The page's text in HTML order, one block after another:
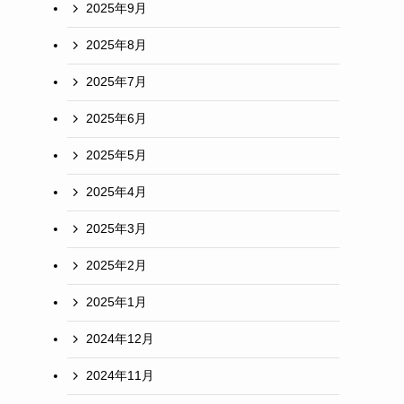
2025年9月
2025年8月
2025年7月
2025年6月
2025年5月
2025年4月
2025年3月
2025年2月
2025年1月
2024年12月
2024年11月